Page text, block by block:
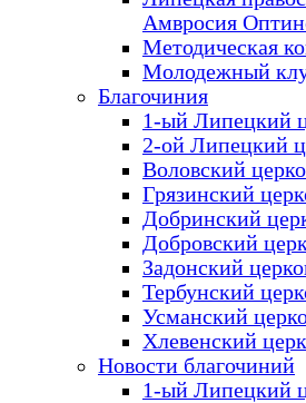
Амвросия
Методическая
Молодежный
Благочиния
1-ый Липецкий
2-ой Липецкий
Воловский
Грязинский
Добринский
Добровский
Задонский
Тербунский
Усманский
Хлевенский
Новости благочиний
1-ый Липецкий